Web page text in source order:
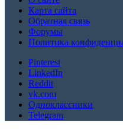
Карта сайта
Обратная связь
Форумы
Политика
Pinterest
LinkedIn
Reddit
vk.com
Одноклассники
Telegram